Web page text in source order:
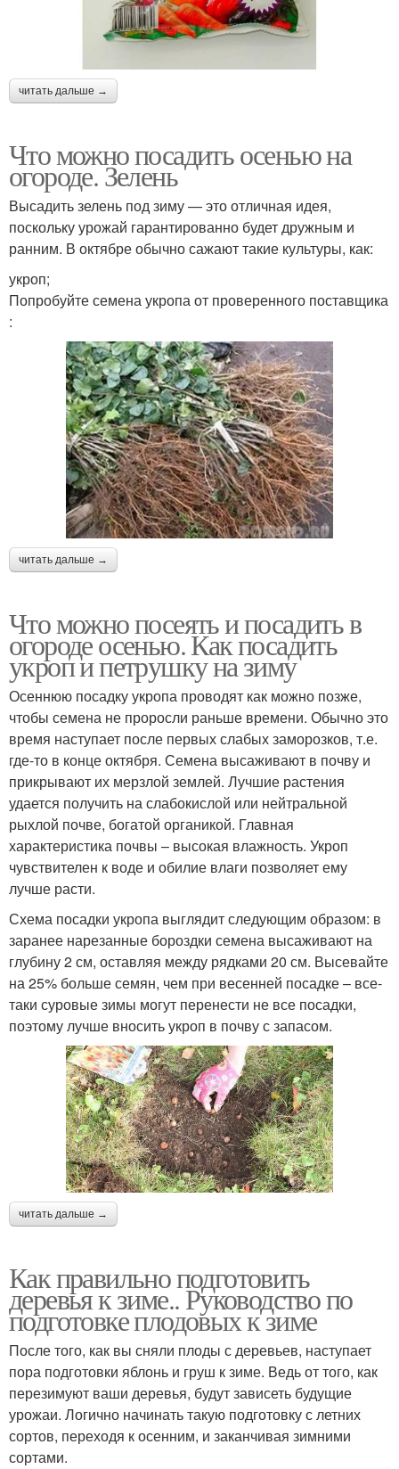
читать дальше →
Что можно посадить осенью на
огороде. Зелень
Высадить зелень под зиму — это отличная идея,
поскольку урожай гарантированно будет дружным и
ранним. В октябре обычно сажают такие культуры, как:
укроп;
Попробуйте семена укропа от проверенного поставщика
:
читать дальше →
Что можно посеять и посадить в
огороде осенью. Как посадить
укроп и петрушку на зиму
Осеннюю посадку укропа проводят как можно позже,
чтобы семена не проросли раньше времени. Обычно это
время наступает после первых слабых заморозков, т.е.
где-то в конце октября. Семена высаживают в почву и
прикрывают их мерзлой землей. Лучшие растения
удается получить на слабокислой или нейтральной
рыхлой почве, богатой органикой. Главная
характеристика почвы – высокая влажность. Укроп
чувствителен к воде и обилие влаги позволяет ему
лучше расти.
Схема посадки укропа выглядит следующим образом: в
заранее нарезанные бороздки семена высаживают на
глубину 2 см, оставляя между рядками 20 см. Высевайте
на 25% больше семян, чем при весенней посадке – все-
таки суровые зимы могут перенести не все посадки,
поэтому лучше вносить укроп в почву с запасом.
читать дальше →
Как правильно подготовить
деревья к зиме.. Руководство по
подготовке плодовых к зиме
После того, как вы сняли плоды с деревьев, наступает
пора подготовки яблонь и груш к зиме. Ведь от того, как
перезимуют ваши деревья, будут зависеть будущие
урожаи. Логично начинать такую подготовку с летних
сортов, переходя к осенним, и заканчивая зимними
сортами.